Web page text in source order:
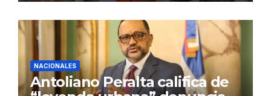
NACIONALES
Antoliano Peralta califica de